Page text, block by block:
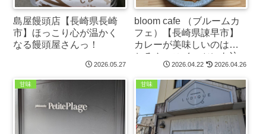
島屋饅頭店【長崎県長崎
市】ほっこり心が温かく
なる饅頭屋さんっ！
2026.05.27
bloom cafe （ブルームカ
フェ）【長崎県諌早市】
カレーが美味しいのはも
ちろん、スイーツにも注
2026.04.22 2026.04.26
甘味 甘味